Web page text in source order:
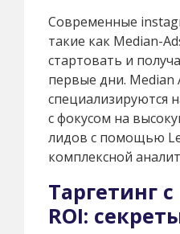
Современные
такие как Median-
стартовать и
первые дни. Median
специализируются
с фокусом на
лидов с помощью
комплексной
Таргетинг
ROI: